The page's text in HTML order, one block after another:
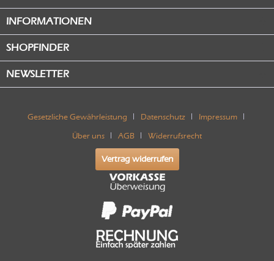
INFORMATIONEN
SHOPFINDER
NEWSLETTER
Gesetzliche Gewährleistung Datenschutz Impressum
Über uns AGB Widerrufsrecht
Vertrag widerrufen